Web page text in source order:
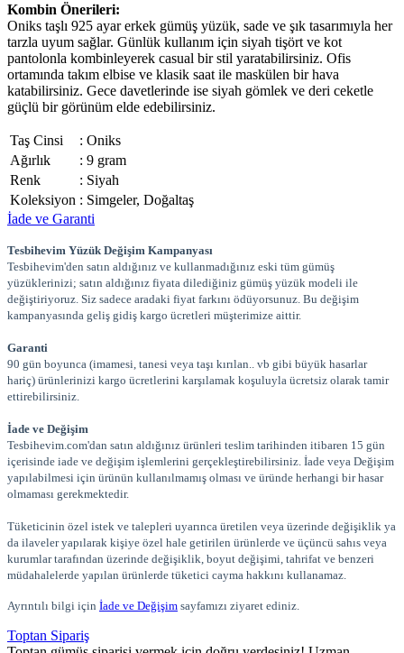
Kombin Önerileri:
Oniks taşlı 925 ayar erkek gümüş yüzük, sade ve şık tasarımıyla her
tarzla uyum sağlar. Günlük kullanım için siyah tişört ve kot
pantolonla kombinleyerek casual bir stil yaratabilirsiniz. Ofis
ortamında takım elbise ve klasik saat ile maskülen bir hava
katabilirsiniz. Gece davetlerinde ise siyah gömlek ve deri ceketle
güçlü bir görünüm elde edebilirsiniz.
Taş Cinsi : Oniks
Ağırlık
: 9 gram
Renk
: Siyah
Koleksiyon : Simgeler, Doğaltaş
İade ve Garanti
Tesbihevim Yüzük Değişim Kampanyası
Tesbihevim'den satın aldığınız ve kullanmadığınız eski tüm gümüş
yüzüklerinizi; satın aldığınız fiyata dilediğiniz gümüş yüzük modeli ile
değiştiriyoruz. Siz sadece aradaki fiyat farkını ödüyorsunuz. Bu değişim
kampanyasında geliş gidiş kargo ücretleri müşterimize aittir.
Garanti
90 gün boyunca (imamesi, tanesi veya taşı kırılan.. vb gibi büyük hasarlar
hariç) ürünlerinizi kargo ücretlerini karşılamak koşuluyla ücretsiz olarak tamir
ettirebilirsiniz.
İade ve Değişim
Tesbihevim.com'dan satın aldığınız ürünleri teslim tarihinden itibaren 15 gün
içerisinde iade ve değişim işlemlerini gerçekleştirebilirsiniz. İade veya Değişim
yapılabilmesi için ürünün kullanılmamış olması ve üründe herhangi bir hasar
olmaması gerekmektedir.
Tüketicinin özel istek ve talepleri uyarınca üretilen veya üzerinde değişiklik ya
da ilaveler yapılarak kişiye özel hale getirilen ürünlerde ve üçüncü sahıs veya
kurumlar tarafından üzerinde değişiklik, boyut değişimi, tahrifat ve benzeri
müdahalelerde yapılan ürünlerde tüketici cayma hakkını kullanamaz.
Ayrıntılı bilgi için İade ve Değişim sayfamızı ziyaret ediniz.
Toptan Sipariş